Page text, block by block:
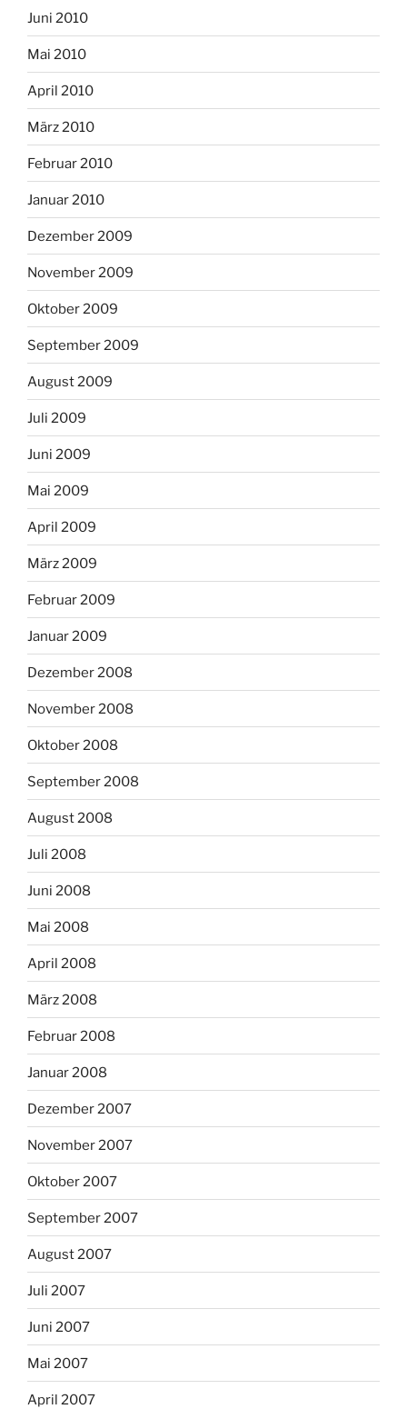
Juni 2010
Mai 2010
April 2010
März 2010
Februar 2010
Januar 2010
Dezember 2009
November 2009
Oktober 2009
September 2009
August 2009
Juli 2009
Juni 2009
Mai 2009
April 2009
März 2009
Februar 2009
Januar 2009
Dezember 2008
November 2008
Oktober 2008
September 2008
August 2008
Juli 2008
Juni 2008
Mai 2008
April 2008
März 2008
Februar 2008
Januar 2008
Dezember 2007
November 2007
Oktober 2007
September 2007
August 2007
Juli 2007
Juni 2007
Mai 2007
April 2007